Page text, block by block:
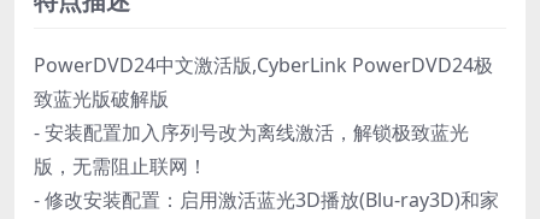
PowerDVD24中文激活版,CyberLink PowerDVD24极
致蓝光版破解版
- 安装配置加入序列号改为离线激活，解锁极致蓝光
版，无需阻止联网！
- 修改安装配置：启用激活蓝光3D播放(Blu-ray3D)和家